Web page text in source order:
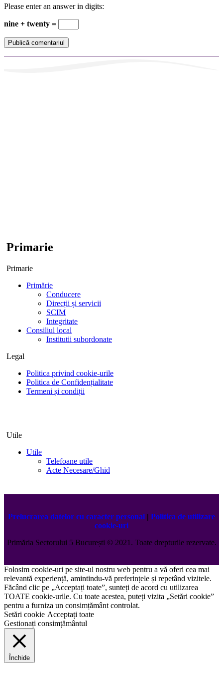
Please enter an answer in digits:
nine + twenty =
Primarie
Primarie
Primărie
Conducere
Direcții și servicii
SCIM
Integritate
Consiliul local
Institutii subordonate
Legal
Politica privind cookie-urile
Politica de Confidențialitate
Termeni și condiții
Utile
Utile
Telefoane utile
Acte Necesare/Ghid
Prelucrarea datelor cu caracter personal | Politica de utilizare
cookie-uri
Primăria Sectorului 5 București ©️2021. Toate drepturile rezervate.
Folosim cookie-uri pe site-ul nostru web pentru a vă oferi cea mai
relevantă experiență, amintindu-vă preferințele și repetând vizitele.
Făcând clic pe „Acceptați toate”, sunteți de acord cu utilizarea
TOATE cookie-urile. Cu toate acestea, puteți vizita „Setări cookie”
pentru a furniza un consimțământ controlat.
Setări cookie Acceptați toate
Gestionați consimțământul
Închide